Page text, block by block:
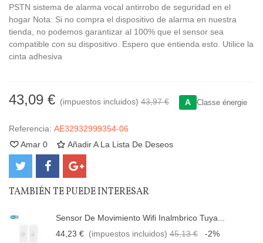
PSTN sistema de alarma vocal antirrobo de seguridad en el
hogar Nota: Si no compra el dispositivo de alarma en nuestra
tienda, no podemos garantizar al 100% que el sensor sea
compatible con su dispositivo. Espero que entienda esto. Utilice la
cinta adhesiva
43,09 € (impuestos incluidos) 43,97 € A Classe énergie
Referencia: AE32932999354-06
Amar 0 Añadir A La Lista De Deseos
TAMBIÉN TE PUEDE INTERESAR
Sensor De Movimiento Wifi Inalmbrico Tuya...
44,23 € (impuestos incluidos) 45,13 € -2%